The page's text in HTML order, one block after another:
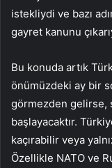
istekliydi ve bazı
gayret kanunu
Bu konuda artık
önümüzdeki ay bir
görmezden gelirse,
başlayacaktır.
kaçırabilir veya
Özellikle NATO ve